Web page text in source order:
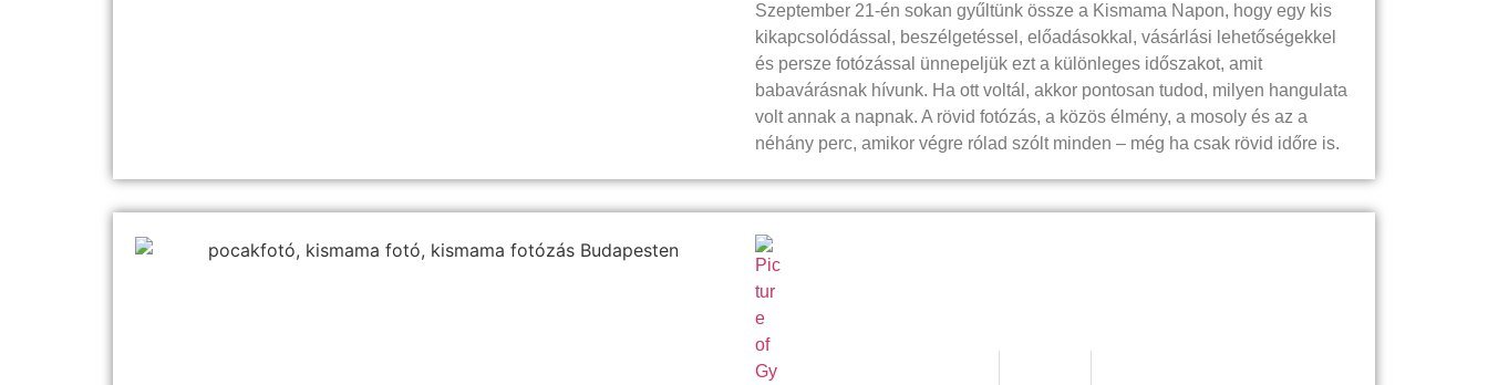
Szeptember 21-én sokan gyűltünk össze a Kismama Napon, hogy egy kis
kikapcsolódással, beszélgetéssel, előadásokkal, vásárlási lehetőségekkel
és persze fotózással ünnepeljük ezt a különleges időszakot, amit
babavárásnak hívunk. Ha ott voltál, akkor pontosan tudod, milyen hangulata
volt annak a napnak. A rövid fotózás, a közös élmény, a mosoly és az a
néhány perc, amikor végre rólad szólt minden – még ha csak rövid időre is.